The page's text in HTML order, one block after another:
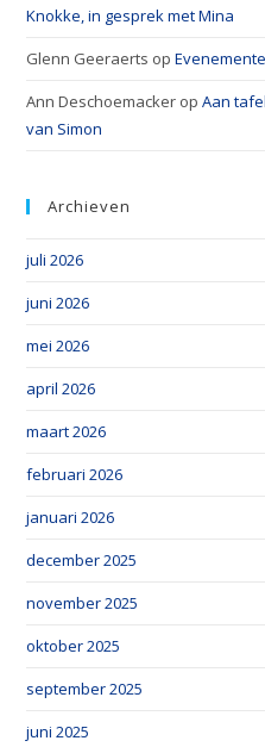
Knokke, in gesprek met Mina
Glenn Geeraerts op
Ann Deschoemacker opAan
van Simon
Archieven
juli 2026
juni 2026
mei 2026
april 2026
maart 2026
februari 2026
januari 2026
december 2025
november 2025
oktober 2025
september 2025
juni 2025